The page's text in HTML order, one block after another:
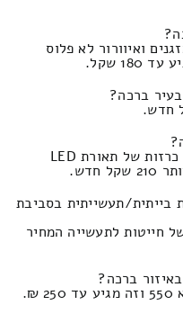
ואיוורור לא פלוס
ברכה?
עלות העברה של כרזות, בעיר ברכה כרזות של תאורת LED
בייתית/תעשייתית בסביבת
חייטות לתעשייה המחיר
ברכה?